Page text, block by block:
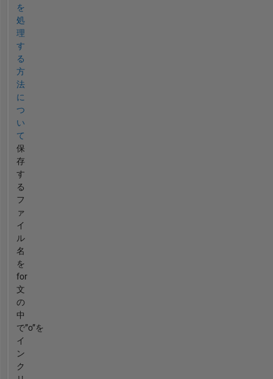
を
処
理
す
る
方
法
に
つ
い
て
保
存
す
る
フ
ァ
イ
ル
名
を
for
文
の
中
で”o”を
イ
ン
ク